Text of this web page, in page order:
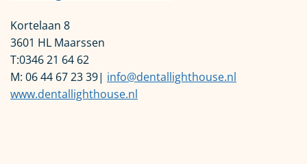
Kortelaan 8
3601 HL Maarssen
T:0346 21 64 62
M: 06 44 67 23 39| info@dentallighthouse.nl
www.dentallighthouse.nl